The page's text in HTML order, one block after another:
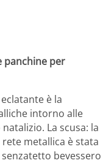
panchine per
è la
intorno alle
La scusa: la
metallica è stata
bevessero